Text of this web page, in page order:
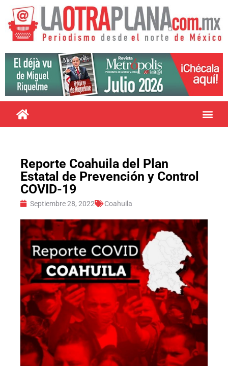
Reporte Coahuila del Plan
Estatal de Prevención y Control
COVID-19
Septiembre 28, 2022 Coahuila